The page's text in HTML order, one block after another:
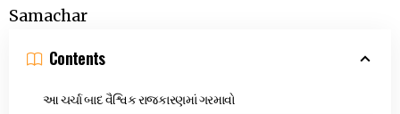
Samachar
Contents
આ ચર્ચા બાદ વૈશ્વિક રાજકારણમાં ગરમાવો